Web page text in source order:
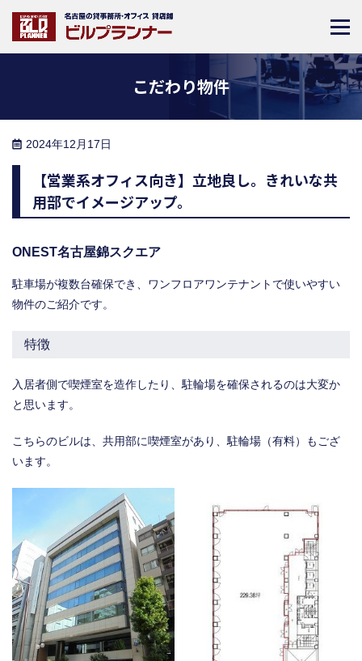
こだわり物件
2024年12月17日
【営業系オフィス向き】立地良し。きれいな共
用部でイメージアップ。
ONEST名古屋錦スクエア
駐車場が複数台確保でき、ワンフロアワンテナントで使いやすい
物件のご紹介です。
特徴
入居者側で喫煙室を造作したり、駐輪場を確保されるのは大変か
と思います。
こちらのビルは、共用部に喫煙室があり、駐輪場（有料）もござ
います。